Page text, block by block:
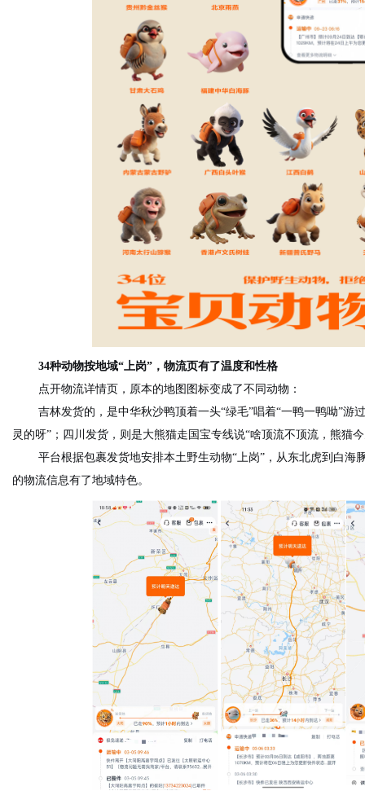
34种动物按地域“上岗”，物流页有了温度和性格
点开物流详情页，原本的地图图标变成了不同动物：
吉林发货的 ， 是中华秋沙鸭顶着一头“绿毛”唱着“一鸭一鸭呦”游
灵的呀”；四川发货， 则是大熊猫走国宝专线说“啥顶流不顶流，熊猫
平台根据包裹发货地安排本土野生动物“上岗”，从东北虎到白
的物流信息有了地域特色。